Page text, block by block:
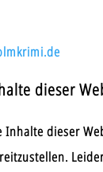
dieser
Inhalte dieser